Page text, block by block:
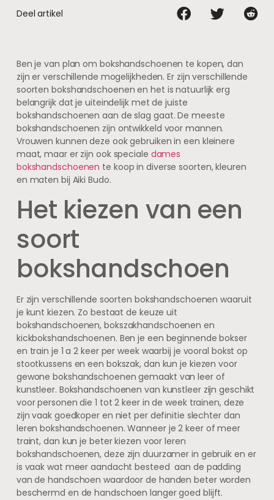
Deel artikel
Ben je van plan om bokshandschoenen te kopen, dan
zijn er verschillende mogelijkheden. Er zijn verschillende
soorten bokshandschoenen en het is natuurlijk erg
belangrijk dat je uiteindelijk met de juiste
bokshandschoenen aan de slag gaat. De meeste
bokshandschoenen zijn ontwikkeld voor mannen.
Vrouwen kunnen deze ook gebruiken in een kleinere
maat, maar er zijn ook speciale dames
bokshandschoenen te koop in diverse soorten, kleuren
en maten bij Aiki Budo.
Het kiezen van een
soort
bokshandschoen
Er zijn verschillende soorten bokshandschoenen waaruit
je kunt kiezen. Zo bestaat de keuze uit
bokshandschoenen, bokszakhandschoenen en
kickbokshandschoenen. Ben je een beginnende bokser
en train je 1 a 2 keer per week waarbij je vooral bokst op
stootkussens en een bokszak, dan kun je kiezen voor
gewone bokshandschoenen gemaakt van leer of
kunstleer. Bokshandschoenen van kunstleer zijn geschikt
voor personen die 1 tot 2 keer in de week trainen, deze
zijn vaak goedkoper en niet per definitie slechter dan
leren bokshandschoenen. Wanneer je 2 keer of meer
traint, dan kun je beter kiezen voor leren
bokshandschoenen, deze zijn duurzamer in gebruik en er
is vaak wat meer aandacht besteed aan de padding
van de handschoen waardoor de handen beter worden
beschermd en de handschoen langer goed blijft.